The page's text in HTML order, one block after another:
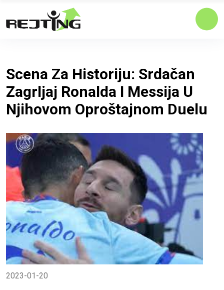
Scena Za Historiju: Srdačan
Zagrljaj Ronalda I Messija U
Njihovom Oproštajnom Duelu
2023-01-20